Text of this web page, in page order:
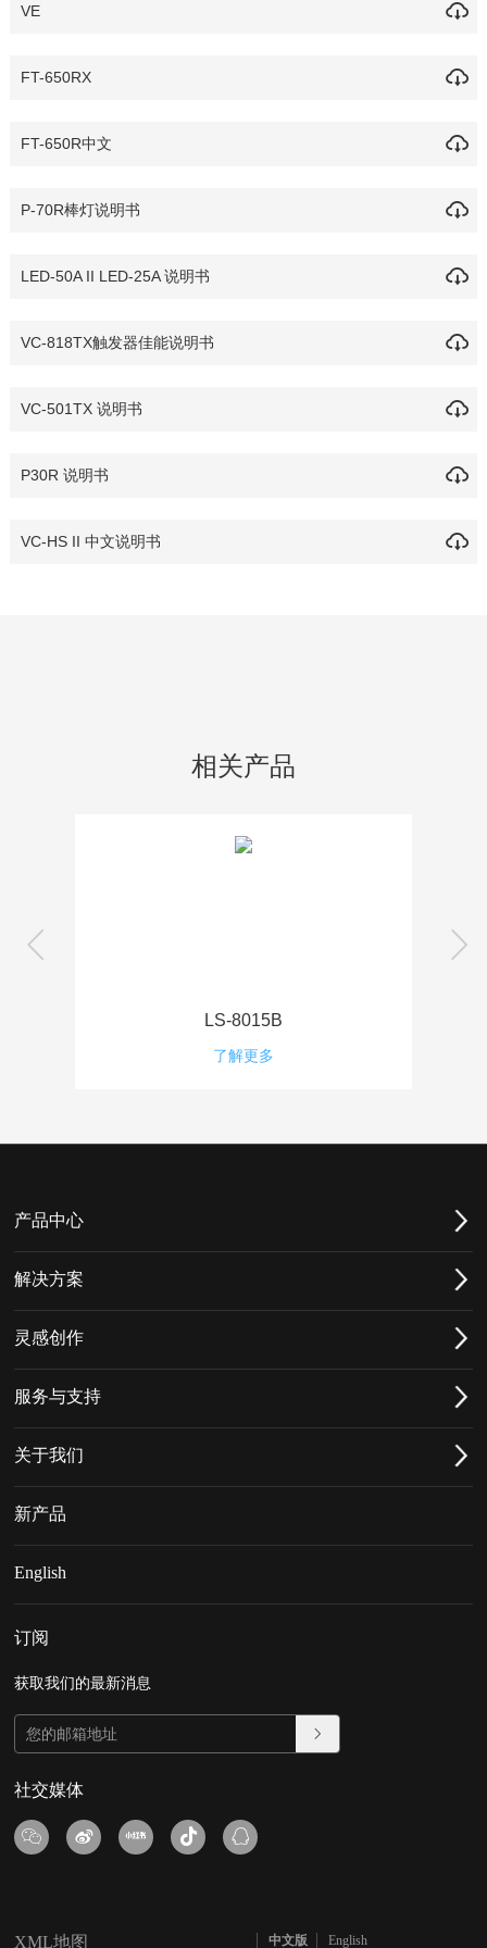
VE
FT-650RX
FT-650R中文
P-70R棒灯说明书
LED-50A II LED-25A 说明书
VC-818TX触发器佳能说明书
VC-501TX 说明书
P30R 说明书
VC-HS II 中文说明书
相关产品
LS-8015B
了解更多
产品中心
解决方案
灵感创作
服务与支持
关于我们
新产品
English
订阅
获取我们的最新消息
社交媒体
XML地图 中文版 English